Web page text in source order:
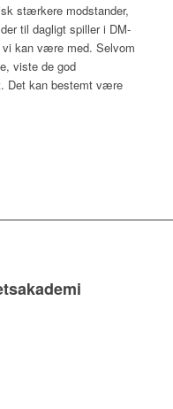
stærkere modstander,
til dagligt spiller i DM-
kan være med. Selvom
viste de god
Det kan bestemt være